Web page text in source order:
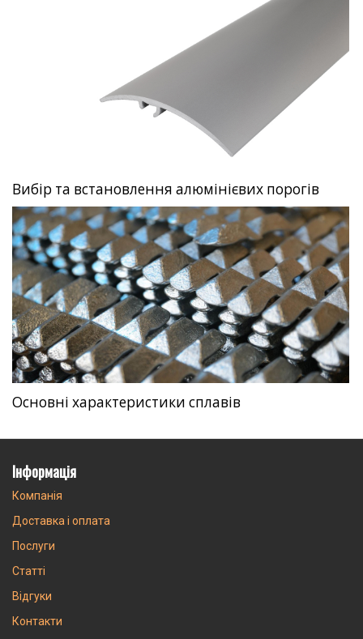
Вибір та встановлення алюмінієвих порогів
Основні характеристики сплавів
Інформація
Компанія
Доставка і оплата
Послуги
Статті
Відгуки
Контакти